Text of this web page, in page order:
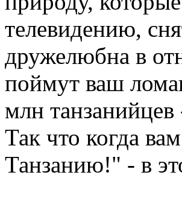
телевидению,
дружелюбна в
поймут ваш
млн танзанийцев
Так что когда
Танзанию!" - в